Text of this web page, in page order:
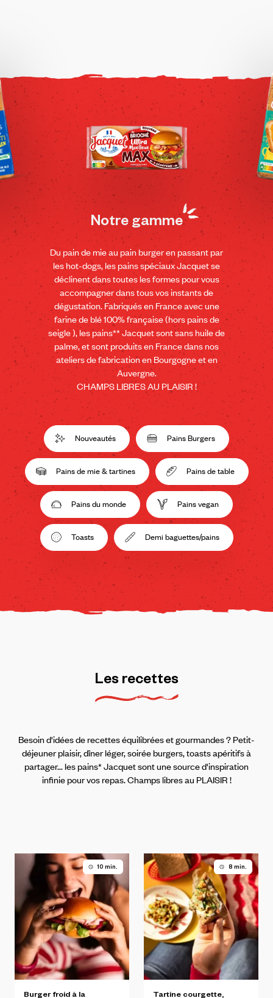
Notre gamme
Du paindemieau painburgerenpassantpar
leshot-dogs,lespainsspéciauxJacquetse
déclinentdanstoutes lesformes pourvous
accompagnerdanstousvosinstantsde
dégustation.FabriquésenFranceavecune
farinede blé100%française(hors painsde
seigle),lespains**Jacquetsontsanshuilede
palme,etsontproduitsenFrancedansnos
ateliersdefabricationen Bourgogneeten
Auvergne.
CHAMPS LIBRESAU PLAISIR!
Nouveautés Pains Burgers
Pains de mie & tartines Pains de table
Pains du monde Pains vegan
Toasts Demi baguettes/pains
Les recettes
Besoin d'idées de recettes équilibrées et gourmandes ? Petit-
déjeuner plaisir, dîner léger, soirée burgers, toasts apéritifs à
partager... les pains* Jacquet sont une source d'inspiration
infinie pour vos repas. Champs libres au PLAISIR !
10 min.
Burger froid à la
8 min.
Tartine courgette,